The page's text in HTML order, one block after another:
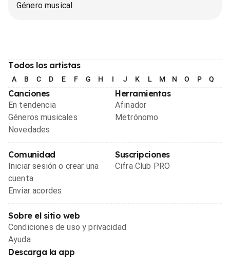
Género musical
Todos los artistas
A B C D E F G H I J K L M N O P Q
Canciones
En tendencia
Géneros musicales
Novedades
Herramientas
Afinador
Metrónomo
Comunidad
Iniciar sesión o crear una
cuenta
Enviar acordes
Suscripciones
Cifra Club PRO
Sobre el sitio web
Condiciones de uso y privacidad
Ayuda
Descarga la app